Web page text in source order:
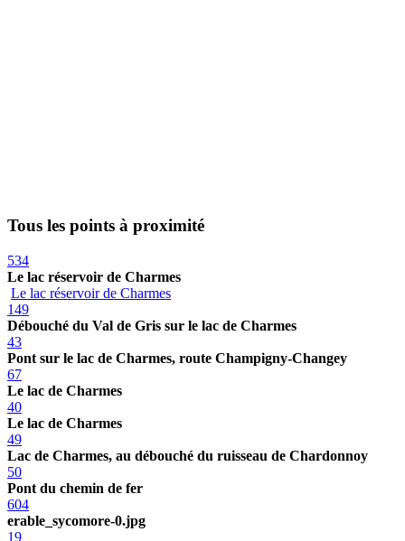
Tous les points à proximité
534
Le lac réservoir de Charmes
Le lac réservoir de Charmes
149
Débouché du Val de Gris sur le lac de Charmes
43
Pont sur le lac de Charmes, route Champigny-Changey
67
Le lac de Charmes
40
Le lac de Charmes
49
Lac de Charmes, au débouché du ruisseau de Chardonnoy
50
Pont du chemin de fer
604
erable_sycomore-0.jpg
19